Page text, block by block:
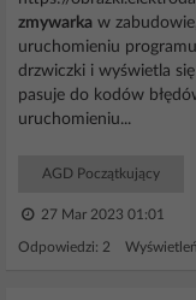
zmywarka w
uruchomieniu
drzwiczki i wyświetla
pasuje do kodów
uruchomieniu...
AGD Początkujący
27 Mar 2023 01:01
Odpowiedzi: 2